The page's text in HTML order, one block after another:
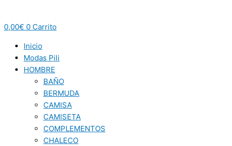
0,00€ 0 Carrito
Inicio
Modas Pili
HOMBRE
BAÑO
BERMUDA
CAMISA
CAMISETA
COMPLEMENTOS
CHALECO